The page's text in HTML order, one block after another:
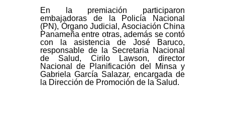
En la premiación participaron
embajadoras de la Policía Nacional
(PN), Órgano Judicial, Asociación China
Panameña entre otras, además se contó
con la asistencia de
José Baruco,
responsable de la Secretaria Nacional
de Salud, Cirilo Lawson, director
Nacional de Planificación del Minsa y
Gabriela García Salazar, encargada de
la Dirección de Promoción de la Salud.